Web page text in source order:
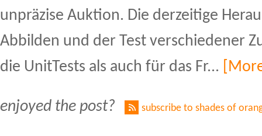
unpräzise Auktion. Die derzeitige
Abbilden und der Test verschiedener
die UnitTests als auch für das Fr...
enjoyed the post? subscribe to shades of